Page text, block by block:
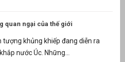
quan ngại của thế giới
tượng khủng khiếp đang diễn ra
nước Úc. Những...